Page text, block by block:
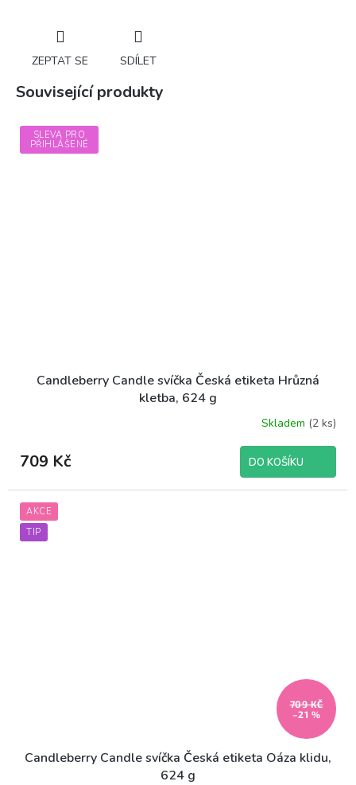
ZEPTAT SE SDÍLET
Související produkty
SLEVA PRO
PŘIHLÁŠENÉ
Candleberry Candle svíčka Česká etiketa Hrůzná
kletba, 624 g
Skladem (2 ks)
709 Kč DO KOŠÍKU
AKCE
TIP
709 KČ
–21 %
Candleberry Candle svíčka Česká etiketa Oáza klidu,
624 g